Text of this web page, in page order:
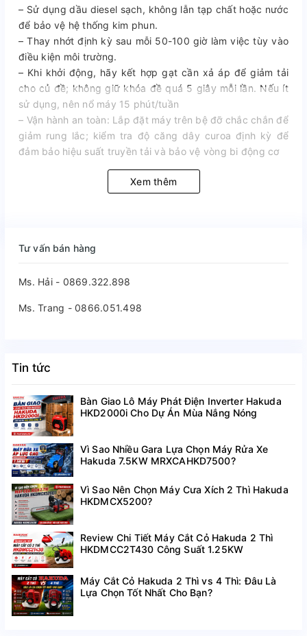
– Sử dụng dầu diesel sạch, không lẫn tạp chất hoặc nước
để bảo vệ hệ thống kim phun.
– Thay nhớt định kỳ sau mỗi 50-100 giờ làm việc tùy vào
điều kiện môi trường.
– Khi khởi động, hãy kết hợp gạt cần xả áp để giảm tải
cho củ đề; không giữ khóa đề quá 5 giây mỗi lần. Nếu ít
sử dụng, nên nổ máy 15 phút/tuần
– Vận hành an toàn: Lắp đặt máy trên bệ đỡ chắc chắn để
giảm rung lắc; kiểm tra độ căng dây curoa định kỳ để
đảm bảo hiệu suất truyền tải và bảo vệ vòng bi động cơ
Xem thêm
Tư vấn bán hàng
Ms. Hải - 0869.322.898
Ms. Trang - 0866.051.498
Tin tức
Bàn Giao Lô Máy Phát Điện Inverter Hakuda
HKD2000i Cho Dự Án Mùa Nắng Nóng
Vì Sao Nhiều Gara Lựa Chọn Máy Rửa Xe
Hakuda 7.5KW MRXCAHKD7500?
Vì Sao Nên Chọn Máy Cưa Xích 2 Thì Hakuda
HKDMCX5200?
Review Chi Tiết Máy Cắt Cỏ Hakuda 2 Thì
HKDMCC2T430 Công Suất 1.25KW
Máy Cắt Cỏ Hakuda 2 Thì vs 4 Thì: Đâu Là
Lựa Chọn Tốt Nhất Cho Bạn?